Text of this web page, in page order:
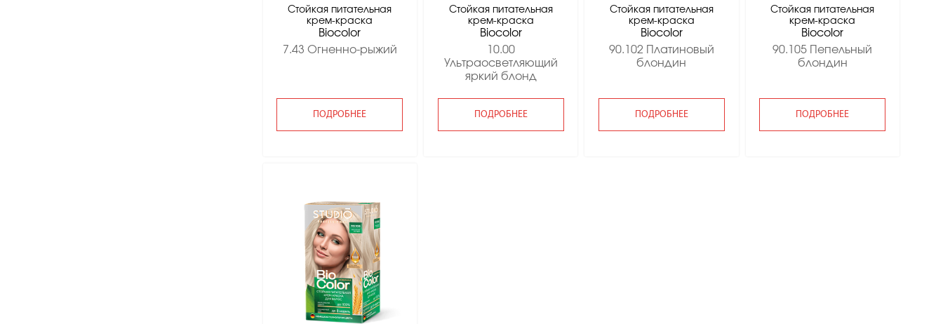
Стойкая питательная
крем-краска
Вiocolor
7.43 Огненно-рыжий
ПОДРОБНЕЕ
Стойкая питательная
крем-краска
Вiocolor
10.00
Ультраосветляющий
яркий блонд
ПОДРОБНЕЕ
Стойкая питательная
крем-краска
Вiocolor
90.102 Платиновый
блондин
ПОДРОБНЕЕ
Стойкая питательная
крем-краска
Вiocolor
90.105 Пепельный
блондин
ПОДРОБНЕЕ